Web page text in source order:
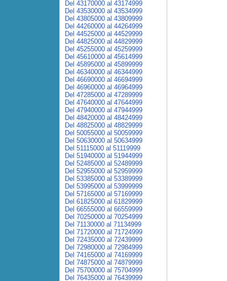
Del 43170000 al 43174999
Del 43530000 al 43534999
Del 43805000 al 43809999
Del 44260000 al 44264999
Del 44525000 al 44529999
Del 44825000 al 44829999
Del 45255000 al 45259999
Del 45610000 al 45614999
Del 45895000 al 45899999
Del 46340000 al 46344999
Del 46690000 al 46694999
Del 46960000 al 46964999
Del 47285000 al 47289999
Del 47640000 al 47644999
Del 47940000 al 47944999
Del 48420000 al 48424999
Del 48825000 al 48829999
Del 50055000 al 50059999
Del 50630000 al 50634999
Del 51115000 al 51119999
Del 51940000 al 51944999
Del 52485000 al 52489999
Del 52955000 al 52959999
Del 53385000 al 53389999
Del 53995000 al 53999999
Del 57165000 al 57169999
Del 61825000 al 61829999
Del 66555000 al 66559999
Del 70250000 al 70254999
Del 71130000 al 71134999
Del 71720000 al 71724999
Del 72435000 al 72439999
Del 72980000 al 72984999
Del 74165000 al 74169999
Del 74875000 al 74879999
Del 75700000 al 75704999
Del 76435000 al 76439999